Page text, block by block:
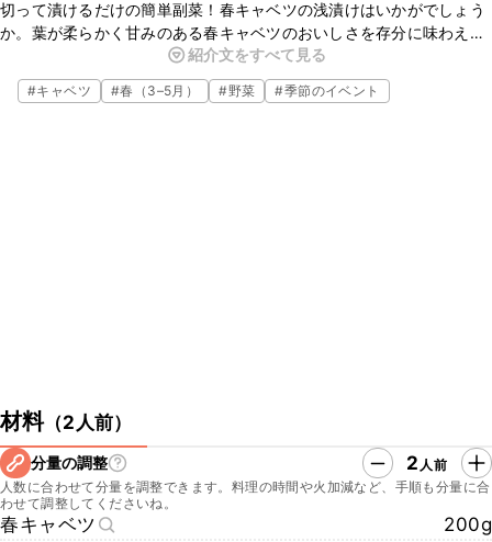
切って漬けるだけの簡単副菜！春キャベツの浅漬けはいかがでしょう
か。葉が柔らかく甘みのある春キャベツのおいしさを存分に味わえる
ように、塩、昆布、鷹の爪のみでシンプルに仕上げました。ぜひお試
しくださいね。
紹介文をすべて見る
#キャベツ #春（3–5月） #野菜 #季節のイベント
材料（2人前）
分量の調整 2 人前
人数に合わせて分量を調整できます。料理の時間や火加減など、手順も分量に合
わせて調整してくださいね。
春キャベツ
200g